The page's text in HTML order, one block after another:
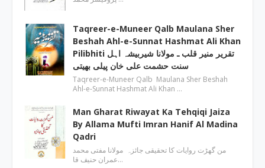
Taqreer-e-Muneer Qalb Maulana Sher
Beshah Ahl-e-Sunnat Hashmat Ali Khan
Pilibhiti تقریر منیر قلب ـ مولانا شیربیشہ اہل
سنت حشمت علی خان پیلی بھیتی
Taqreer-e-Muneer Qalb Maulana Sher Beshah
Ahl-e-Sunnat Hashmat Ali Khan …
Man Gharat Riwayat Ka Tehqiqi Jaiza
By Allama Mufti Imran Hanif Al Madina
Qadri
من گھڑت روایات کا تحقیقی جائزہ مولانا مفتی محمد
عمران حنیف قا…